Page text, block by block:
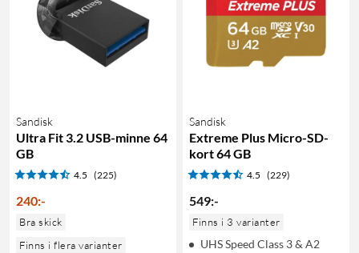
Sandisk
Ultra Fit 3.2 USB-minne 64
GB
4.5 (225)
240:-
Bra skick
Finns i flera varianter
Sandisk
Extreme Plus Micro-SD-
kort 64 GB
4.5 (229)
549:-
Finns i 3 varianter
UHS Speed Class 3 & A2